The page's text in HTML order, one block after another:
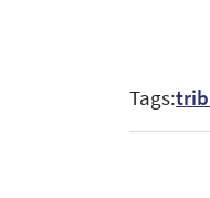
Tags: